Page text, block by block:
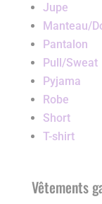
Jupe
Manteau/
Pantalon
Pull/Sweat
Pyjama
Robe
Short
T-shirt
Vêtements